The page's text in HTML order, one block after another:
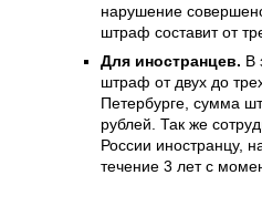
нарушение
штраф составит от
Для иностранцев. В
штраф от двух до
Петербурге, сумма
рублей. Так же
России иностранцу,
течение 3 лет с